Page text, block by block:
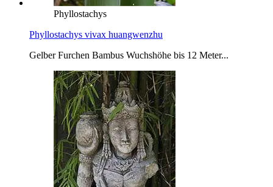
Phyllostachys
Phyllostachys vivax huangwenzhu
Gelber Furchen Bambus Wuchshöhe bis 12 Meter...